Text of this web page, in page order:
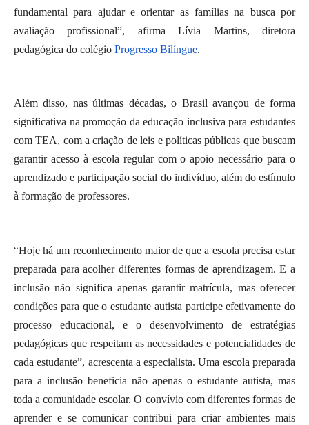
fundamental para ajudar e orientar as famílias na busca por
avaliação profissional”, afirma Lívia Martins, diretora
pedagógica do colégio Progresso Bilíngue.
Além disso, nas últimas décadas, o Brasil avançou de forma
significativa na promoção da educação inclusiva para estudantes
com TEA, com a criação de leis e políticas públicas que buscam
garantir acesso à escola regular com o apoio necessário para o
aprendizado e participação social do indivíduo, além do estímulo
à formação de professores.
“Hoje há um reconhecimento maior de que a escola precisa estar
preparada para acolher diferentes formas de aprendizagem. E a
inclusão não significa apenas garantir matrícula, mas oferecer
condições para que o estudante autista participe efetivamente do
processo educacional, e o desenvolvimento de estratégias
pedagógicas que respeitam as necessidades e potencialidades de
cada estudante”, acrescenta a especialista. Uma escola preparada
para a inclusão beneficia não apenas o estudante autista, mas
toda a comunidade escolar. O convívio com diferentes formas de
aprender e se comunicar contribui para criar ambientes mais